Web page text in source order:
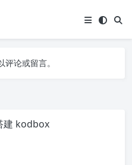
评论或留言。
论或留言。
建 kodbox